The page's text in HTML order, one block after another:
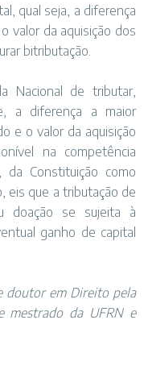
qual seja, a diferença
valor da aquisição dos
bitributação.
Nacional de tributar,
a diferença a maior
e o valor da aquisição
na competência
Constituição como
eis que a tributação de
doação se sujeita à
ganho de capital
doutor em Direito pela
mestrado da UFRN e